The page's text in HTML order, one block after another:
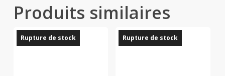
Produits similaires
Rupture de stock Rupture de stock